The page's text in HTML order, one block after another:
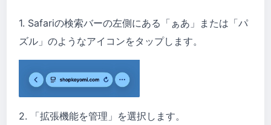
1. Safariの検索バーの左側にある「ぁあ」または「パ
ズル」のようなアイコンをタップします。
2. 「拡張機能を管理」を選択します。